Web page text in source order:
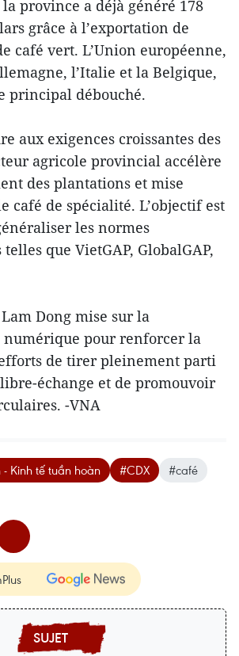
province a déjà généré 178
grâce à l’exportation de
café vert. L’Union européenne,
l’Italie et la Belgique,
principal débouché.
aux exigences croissantes des
agricole provincial accélère
des plantations et mise
café de spécialité. L’objectif est
les normes
que VietGAP, GlobalGAP,
Dong mise sur la
pour renforcer la
de tirer pleinement parti
échange et de promouvoir
-VNA
Kinh tế tuần hoàn #CDX
#café